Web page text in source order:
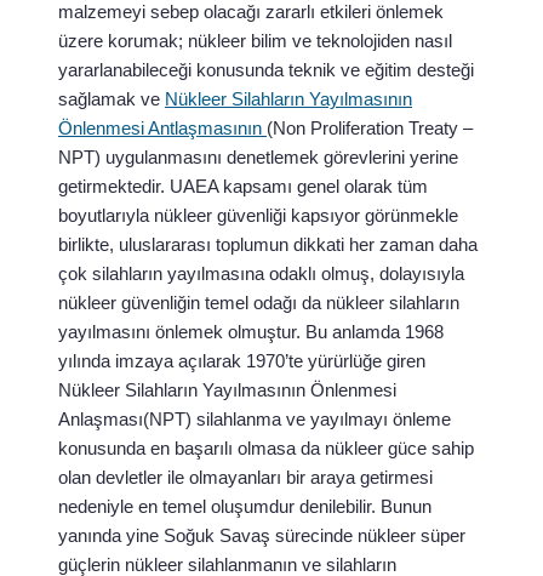
malzemeyi sebep olacağı zararlı etkileri önlemek
üzere korumak; nükleer bilim ve teknolojiden nasıl
yararlanabileceği konusunda teknik ve eğitim desteği
sağlamak ve Nükleer Silahların Yayılmasının
Önlenmesi Antlaşmasının (Non Proliferation Treaty –
NPT) uygulanmasını denetlemek görevlerini yerine
getirmektedir. UAEA kapsamı genel olarak tüm
boyutlarıyla nükleer güvenliği kapsıyor görünmekle
birlikte, uluslararası toplumun dikkati her zaman daha
çok silahların yayılmasına odaklı olmuş, dolayısıyla
nükleer güvenliğin temel odağı da nükleer silahların
yayılmasını önlemek olmuştur. Bu anlamda 1968
yılında imzaya açılarak 1970’te yürürlüğe giren
Nükleer Silahların Yayılmasının Önlenmesi
Anlaşması(NPT) silahlanma ve yayılmayı önleme
konusunda en başarılı olmasa da nükleer güce sahip
olan devletler ile olmayanları bir araya getirmesi
nedeniyle en temel oluşumdur denilebilir. Bunun
yanında yine Soğuk Savaş sürecinde nükleer süper
güçlerin nükleer silahlanmanın ve silahların